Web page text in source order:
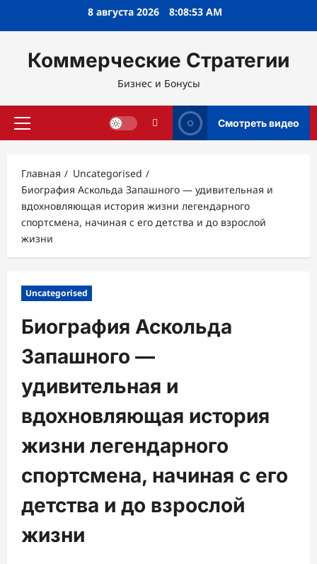
8 августа 2026 8:08:54 AM
Коммерческие Стратегии
Бизнес и Бонусы
Основное
Смотреть видео
Главная
Uncategorised
Биография Аскольда Запашного — удивительная и
вдохновляющая история жизни легендарного
спортсмена, начиная с его детства и до взрослой
жизни
Uncategorised
Биография Аскольда
Запашного —
удивительная и
вдохновляющая история
жизни легендарного
спортсмена, начиная с его
детства и до взрослой
жизни